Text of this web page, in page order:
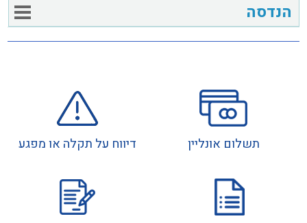
הנדסה
תשלום אונליין דיווח על תקלה או מפגע